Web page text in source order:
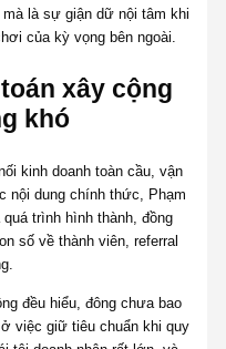
là sự giận dữ nội tâm khi
của kỳ vọng bên ngoài.
xây cộng
khó
kinh doanh toàn cầu, vận
nội dung chính thức, Phạm
trình hình thành, đồng
số về thành viên, referral
đều hiểu, đông chưa bao
việc giữ tiêu chuẩn khi quy